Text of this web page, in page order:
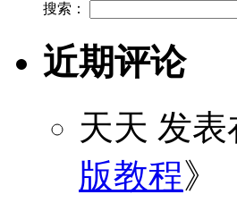
搜索：
近期评论
天天 发表
版教程》